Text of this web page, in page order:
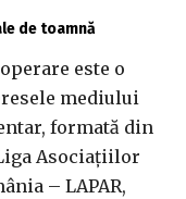
de toamnă
este o
mediului
formată din
Asociaţiilor
– LAPAR,